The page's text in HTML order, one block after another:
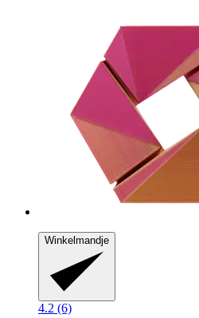
Winkelmandje
4.2 (6)